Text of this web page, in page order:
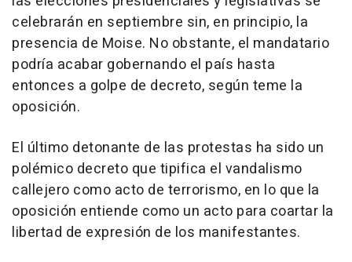
celebrarán en septiembre sin, en principio, la
presencia de Moise. No obstante, el mandatario
podría acabar gobernando el país hasta
entonces a golpe de decreto, según teme la
oposición.
El último detonante de las protestas ha sido un
polémico decreto que tipifica el vandalismo
callejero como acto de terrorismo, en lo que la
oposición entiende como un acto para coartar la
libertad de expresión de los manifestantes.